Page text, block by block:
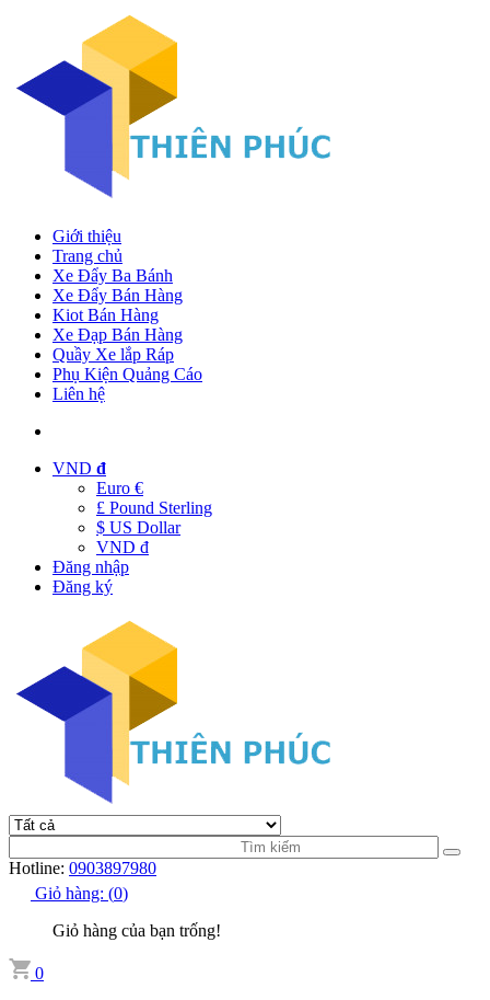
Giới thiệu
Trang chủ
Xe Đẩy Ba Bánh
Xe Đẩy Bán Hàng
Kiot Bán Hàng
Xe Đạp Bán Hàng
Quầy Xe lắp Ráp
Phụ Kiện Quảng Cáo
Liên hệ
VND đ
Euro €
£ Pound Sterling
$ US Dollar
VND đ
Đăng nhập
Đăng ký
Hotline: 0903897980
Giỏ hàng: (0)
Giỏ hàng của bạn trống!
0